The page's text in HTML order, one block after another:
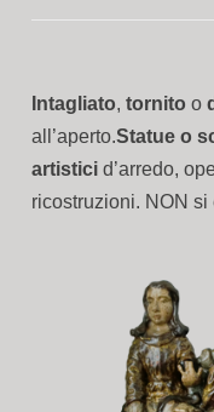
Intagliato,tornito o
all’aperto.Statue o
artistici d’arredo,
ricostruzioni. NON si